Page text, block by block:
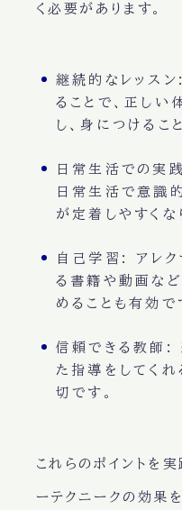
く必要があります。
継続的なレッスン
ることで、正しい
し、身につけるこ
日常生活での実践
日常生活で意識
が定着しやすくな
自己学習 : アレク
る書籍や動画な
めることも有効で
信頼できる教師 :
た指導をしてく
切です。
これらのポイントを実
ーテクニークの効果